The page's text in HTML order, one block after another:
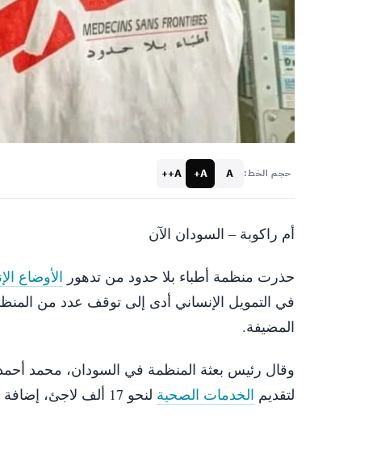
حجم الخط: A
A+
A++
أم راكوبة – السودان الآن
حذرت منظمة أطباء بلا حدود من تدهور الأوضاع
في التمويل الإنساني أدى إلى توقف عدد من
المضيفة.
وقال رئيس بعثة المنظمة في السودان، محمد
لتقديم الخدمات الصحية لنحو 17 ألف لاجئ، إضافة إلى ما يقارب 100 ألف شخص من المجتمعات المضيفة في المنطقة.